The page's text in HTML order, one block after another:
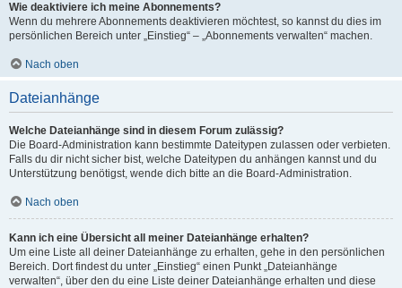
Wie deaktiviere ich meine Abonnements?
Wenn du mehrere Abonnements deaktivieren möchtest, so kannst du dies im
persönlichen Bereich unter „Einstieg“ – „Abonnements verwalten“ machen.
Nach oben
Dateianhänge
Welche Dateianhänge sind in diesem Forum zulässig?
Die Board-Administration kann bestimmte Dateitypen zulassen oder verbieten.
Falls du dir nicht sicher bist, welche Dateitypen du anhängen kannst und du
Unterstützung benötigst, wende dich bitte an die Board-Administration.
Nach oben
Kann ich eine Übersicht all meiner Dateianhänge erhalten?
Um eine Liste all deiner Dateianhänge zu erhalten, gehe in den persönlichen
Bereich. Dort findest du unter „Einstieg“ einen Punkt „Dateianhänge
verwalten“, über den du eine Liste deiner Dateianhänge erhalten und diese